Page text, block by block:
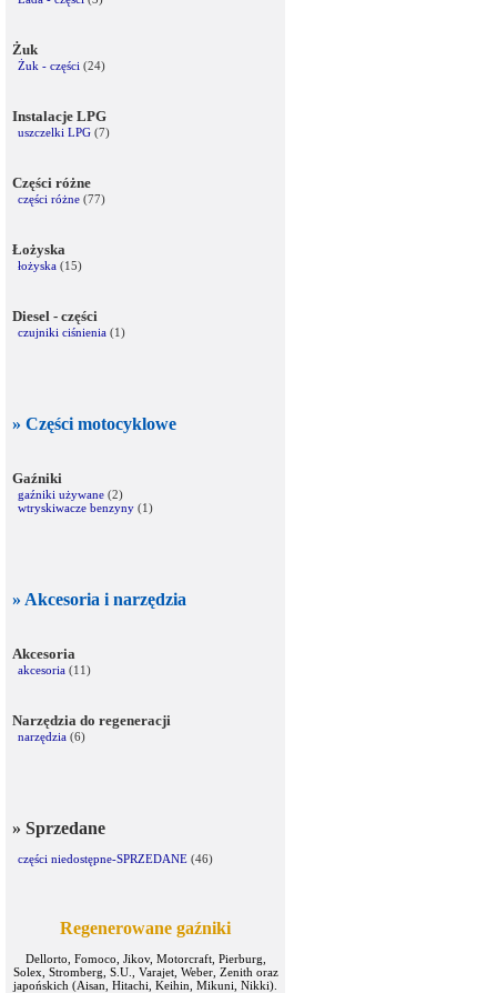
Żuk
Żuk - części (24)
Instalacje LPG
uszczelki LPG (7)
Części różne
części różne (77)
Łożyska
łożyska (15)
Diesel - części
czujniki ciśnienia (1)
» Części motocyklowe
Gaźniki
gaźniki używane (2)
wtryskiwacze benzyny (1)
» Akcesoria i narzędzia
Akcesoria
akcesoria (11)
Narzędzia do regeneracji
narzędzia (6)
» Sprzedane
części niedostępne-SPRZEDANE (46)
Regenerowane gaźniki
Dellorto, Fomoco, Jikov, Motorcraft, Pierburg,
Solex, Stromberg, S.U., Varajet, Weber, Zenith oraz
japońskich (Aisan, Hitachi, Keihin, Mikuni, Nikki).